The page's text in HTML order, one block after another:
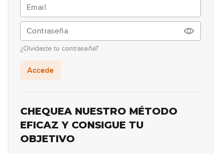
09:27
14:17
¿Olvidaste tu contraseña?
Accede
CHEQUEA NUESTRO MÉTODO
EFICAZ Y CONSIGUE TU
OBJETIVO